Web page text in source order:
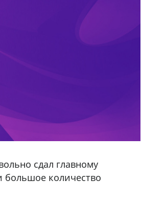
сдал главному
большое количество